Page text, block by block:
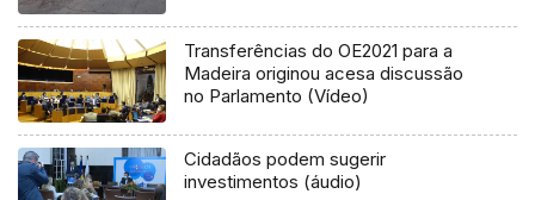
Transferências do OE2021 para a
Madeira originou acesa discussão
no Parlamento (Vídeo)
Cidadãos podem sugerir
investimentos (áudio)